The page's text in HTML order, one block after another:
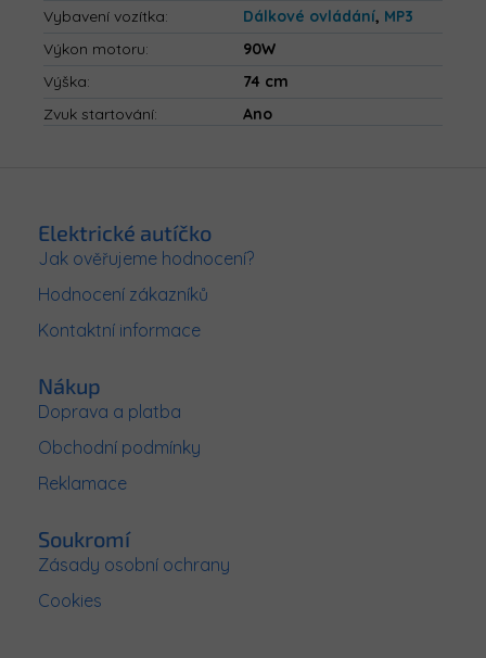
Vybavení vozítka: Dálkové ovládání, MP3
Výkon motoru:
90W
Výška:
74 cm
Zvuk startování: Ano
Elektrické autíčko
Jak ověřujeme hodnocení?
Hodnocení zákazníků
Kontaktní informace
Nákup
Doprava a platba
Obchodní podmínky
Reklamace
Soukromí
Zásady osobní ochrany
Cookies